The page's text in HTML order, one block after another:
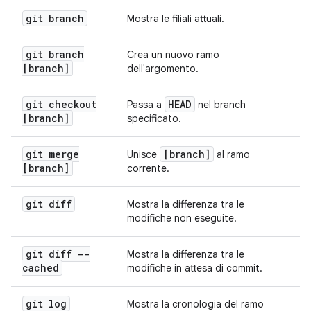
git branch Mostra le filiali attuali.
git branch
[branch]
Crea un nuovo ramo
dell'argomento.
git checkout
[branch]
Passa a HEAD nel branch
specificato.
git merge
[branch]
Unisce [branch]
al ramo
corrente.
git diff
Mostra la differenza tra le
modifiche non eseguite.
git diff --
cached
Mostra la differenza tra le
modifiche in attesa di commit.
git log
Mostra la cronologia del ramo